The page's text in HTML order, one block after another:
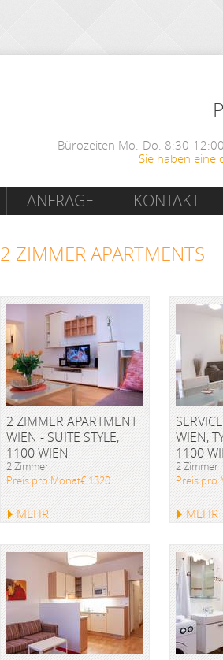
Bürozeiten Mo.-Do. 8:30-
Sie haben
ANFRAGE KONTAKT
2 ZIMMER APARTMENTS
2 ZIMMER APARTMENT
WIEN - SUITE STYLE,
1100 WIEN
2 Zimmer
Preis pro Monat€ 1320
MEHR
WIEN,
1100
2 Zimmer
Preis pro
MEHR